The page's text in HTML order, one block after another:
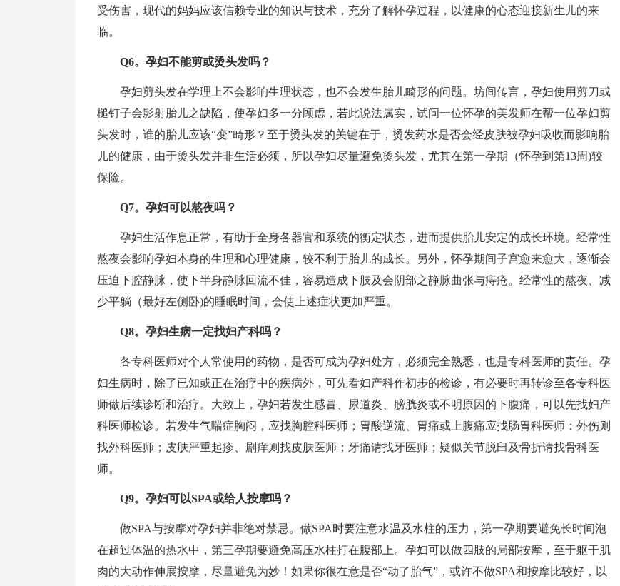
受伤害，现代的妈妈应该信赖专业的知识与技术，充分了解怀孕过程，以健康的心态迎接新生儿的来
临。
Q6。孕妇不能剪或烫头发吗？
孕妇剪头发在学理上不会影响生理状态，也不会发生胎儿畸形的问题。坊间传言，孕妇使用剪刀或
槌钉子会影射胎儿之缺陷，使孕妇多一分顾虑，若此说法属实，试问一位怀孕的美发师在帮一位孕妇剪
头发时，谁的胎儿应该“变”畸形？至于烫头发的关键在于，烫发药水是否会经皮肤被孕妇吸收而影响胎
儿的健康，由于烫头发并非生活必须，所以孕妇尽量避免烫头发，尤其在第一孕期（怀孕到第13周)较
保险。
Q7。孕妇可以熬夜吗？
孕妇生活作息正常，有助于全身各器官和系统的衡定状态，进而提供胎儿安定的成长环境。经常性
熬夜会影响孕妇本身的生理和心理健康，较不利于胎儿的成长。另外，怀孕期间子宫愈来愈大，逐渐会
压迫下腔静脉，使下半身静脉回流不佳，容易造成下肢及会阴部之静脉曲张与痔疮。经常性的熬夜、减
少平躺（最好左侧卧)的睡眠时间，会使上述症状更加严重。
Q8。孕妇生病一定找妇产科吗？
各专科医师对个人常使用的药物，是否可成为孕妇处方，必须完全熟悉，也是专科医师的责任。孕
妇生病时，除了已知或正在治疗中的疾病外，可先看妇产科作初步的检诊，有必要时再转诊至各专科医
师做后续诊断和治疗。大致上，孕妇若发生感冒、尿道炎、膀胱炎或不明原因的下腹痛，可以先找妇产
科医师检诊。若发生气喘症胸闷，应找胸腔科医师；胃酸逆流、胃痛或上腹痛应找肠胃科医师：外伤则
找外科医师；皮肤严重起疹、剧痒则找皮肤医师；牙痛请找牙医师；疑似关节脱臼及骨折请找骨科医
师。
Q9。孕妇可以SPA或给人按摩吗？
做SPA与按摩对孕妇并非绝对禁忌。做SPA时要注意水温及水柱的压力，第一孕期要避免长时间泡
在超过体温的热水中，第三孕期要避免高压水柱打在腹部上。孕妇可以做四肢的局部按摩，至于躯干肌
肉的大动作伸展按摩，尽量避免为妙！如果你很在意是否“动了胎气”，或许不做SPA和按摩比较好，以